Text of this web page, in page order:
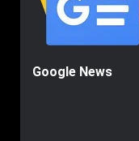
Google News